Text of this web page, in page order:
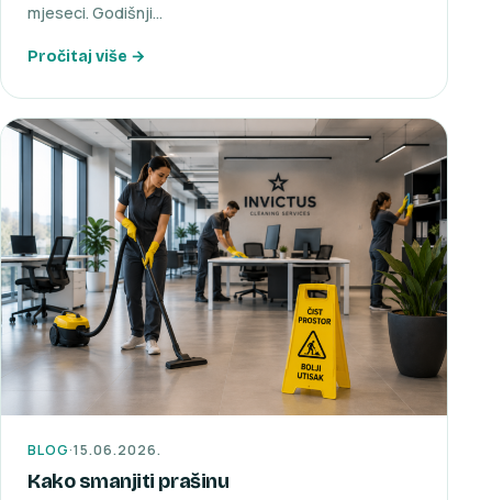
mjeseci. Godišnji…
Pročitaj više →
BLOG·15.06.2026.
Kako smanjiti prašinu